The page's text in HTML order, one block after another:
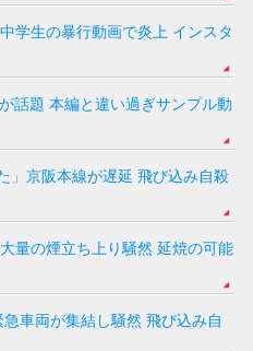
学生の暴行動画で炎上 インスタ
話題 本編と違い過ぎサンプル動
」京阪本線が遅延 飛び込み自殺
量の煙立ち上り騒然 延焼の可能
車両が集結し騒然 飛び込み自